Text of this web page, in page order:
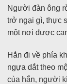
Người đàn ông
trở ngại gì, thực
một nơi được
Hắn đi về phía
ngựa dắt theo
của hắn, người